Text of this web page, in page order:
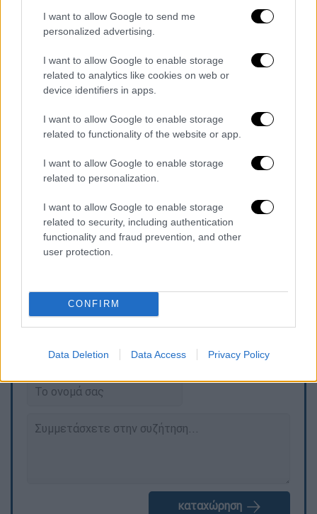
I want to allow Google to send me
personalized advertising.
I want to allow Google to enable storage
related to analytics like cookies on web or
device identifiers in apps.
I want to allow Google to enable storage
related to functionality of the website or app.
I want to allow Google to enable storage
related to personalization.
I want to allow Google to enable storage
related to security, including authentication
functionality and fraud prevention, and other
user protection.
CONFIRM
Data Deletion Data Access Privacy Policy
ξεκινήσει έρευνα για τους ηθικούς
αυτουργούς, που επωφελήθηκαν από την
εισπράχθηκαν και μοιράστηκαν από
ψευδομάρτυρες και άλλους συμμέτοχους και
συνεργούς στην σκευωρία.
Ήρθε η ώρα να μάθουμε τους φυσικούς και
ηθικούς αυτουργούς αλλά και τα κίνητρα
αυτής της εγκληματικής ενέργειας κατά της
των δημοκρατικών θεσμών.
Η Νέμεσις και η κάθαρση πάντα ακολουθούν,
καθώς η τιμωρία είναι η αληθινή δικαιοσύνη,
ΕΘΝΟΣ θα παρεμβαίνει και τα προσβλητικά σχόλια θα
διαγράφονται
καταχώρηση